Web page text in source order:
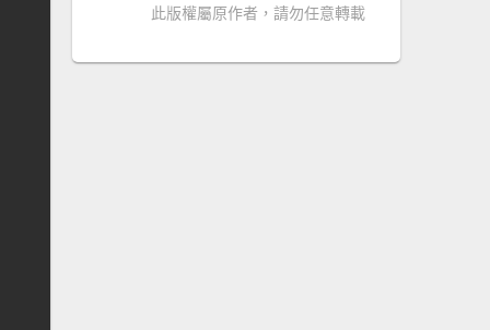
此版權屬原作者，請勿任意轉載